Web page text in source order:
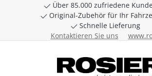
Zum Hauptinhalt springen
Über 85.000 zufriedene
Original-Zubehör für Ihr
Schnelle Lieferung
Kontaktieren Sie uns